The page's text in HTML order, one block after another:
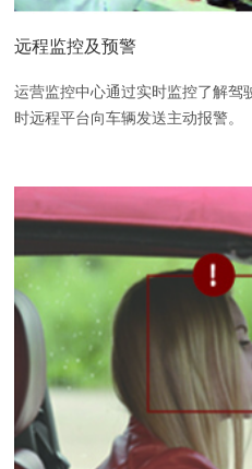
远程监控及预警
运营监控中心通过实时监控了解驾
时远程平台向车辆发送主动报警。